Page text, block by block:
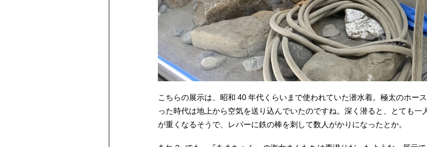
こちらの展示は、昭和 40 年代くらいまで使われていた潜水着。極太のホー
った時代は地上から空気を送り込んでいたのですね。深く潜ると、とても
が重くなるそうで、レバーに鉄の棒を刺して数人がかりになったとか。